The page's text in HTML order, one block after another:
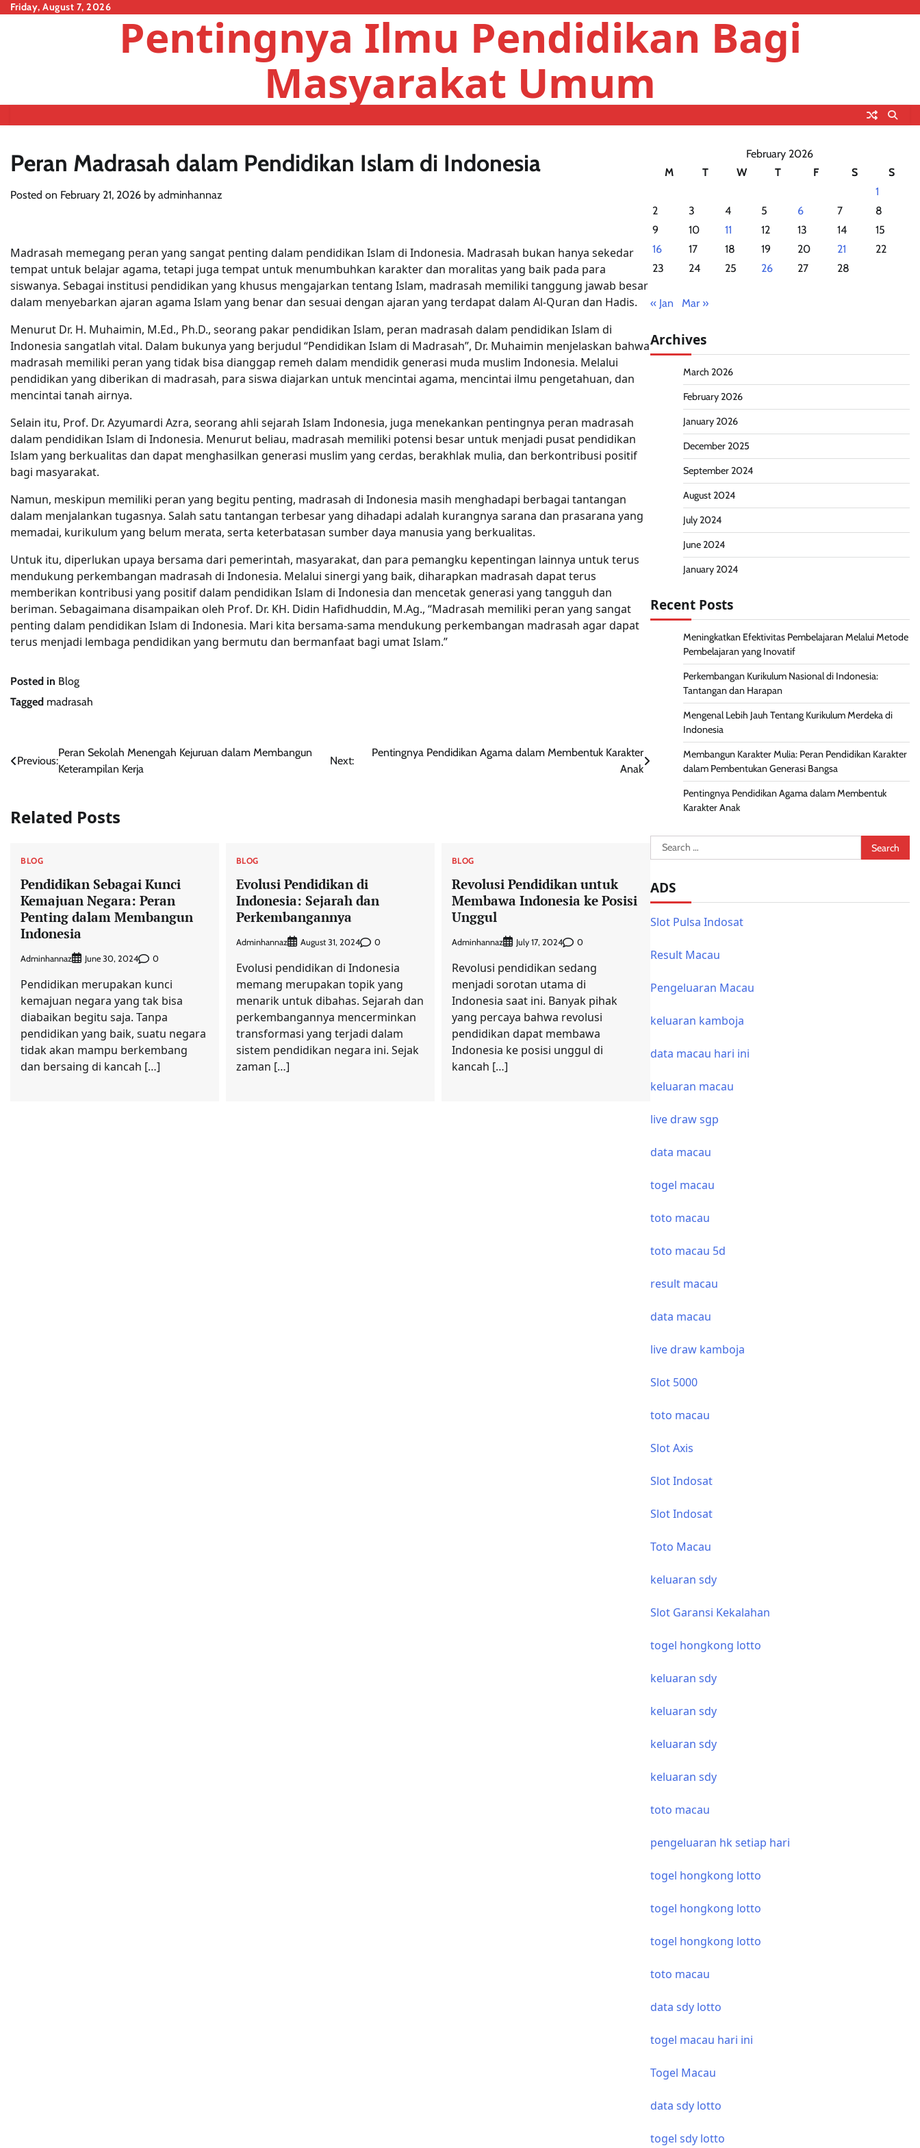
SkipFriday, August 7, 2026
Pentingnya Ilmu Pendidikan Bagi
Masyarakat Umum
Peran Madrasah dalam Pendidikan Islam di Indonesia
Posted on February 21, 2026 by adminhannaz
Madrasah memegang peran yang sangat penting dalam pendidikan Islam di Indonesia. Madrasah bukan hanya sekedar
tempat untuk belajar agama, tetapi juga tempat untuk menumbuhkan karakter dan moralitas yang baik pada para
siswanya. Sebagai institusi pendidikan yang khusus mengajarkan tentang Islam, madrasah memiliki tanggung jawab besar
dalam menyebarkan ajaran agama Islam yang benar dan sesuai dengan ajaran yang terdapat dalam Al-Quran dan Hadis.
Menurut Dr. H. Muhaimin, M.Ed., Ph.D., seorang pakar pendidikan Islam, peran madrasah dalam pendidikan Islam di
Indonesia sangatlah vital. Dalam bukunya yang berjudul “Pendidikan Islam di Madrasah”, Dr. Muhaimin menjelaskan bahwa
madrasah memiliki peran yang tidak bisa dianggap remeh dalam mendidik generasi muda muslim Indonesia. Melalui
pendidikan yang diberikan di madrasah, para siswa diajarkan untuk mencintai agama, mencintai ilmu pengetahuan, dan
mencintai tanah airnya.
Selain itu, Prof. Dr. Azyumardi Azra, seorang ahli sejarah Islam Indonesia, juga menekankan pentingnya peran madrasah
dalam pendidikan Islam di Indonesia. Menurut beliau, madrasah memiliki potensi besar untuk menjadi pusat pendidikan
Islam yang berkualitas dan dapat menghasilkan generasi muslim yang cerdas, berakhlak mulia, dan berkontribusi positif
bagi masyarakat.
Namun, meskipun memiliki peran yang begitu penting, madrasah di Indonesia masih menghadapi berbagai tantangan
dalam menjalankan tugasnya. Salah satu tantangan terbesar yang dihadapi adalah kurangnya sarana dan prasarana yang
memadai, kurikulum yang belum merata, serta keterbatasan sumber daya manusia yang berkualitas.
Untuk itu, diperlukan upaya bersama dari pemerintah, masyarakat, dan para pemangku kepentingan lainnya untuk terus
mendukung perkembangan madrasah di Indonesia. Melalui sinergi yang baik, diharapkan madrasah dapat terus
memberikan kontribusi yang positif dalam pendidikan Islam di Indonesia dan mencetak generasi yang tangguh dan
beriman. Sebagaimana disampaikan oleh Prof. Dr. KH. Didin Hafidhuddin, M.Ag., “Madrasah memiliki peran yang sangat
penting dalam pendidikan Islam di Indonesia. Mari kita bersama-sama mendukung perkembangan madrasah agar dapat
terus menjadi lembaga pendidikan yang bermutu dan bermanfaat bagi umat Islam.”
Posted in Blog
Tagged madrasah
Post
navigation
Previous:
Peran Sekolah Menengah Kejuruan dalam Membangun
Keterampilan Kerja
Next:
Pentingnya Pendidikan Agama dalam Membentuk Karakter
Anak
Related Posts
BLOG
Pendidikan Sebagai Kunci
Kemajuan Negara: Peran
Penting dalam Membangun
Indonesia
Adminhannaz June 30, 2024 0
Pendidikan merupakan kunci
kemajuan negara yang tak bisa
diabaikan begitu saja. Tanpa
pendidikan yang baik, suatu negara
tidak akan mampu berkembang
dan bersaing di kancah […]
BLOG
Evolusi Pendidikan di
Indonesia: Sejarah dan
Perkembangannya
Adminhannaz August 31, 2024 0
Evolusi pendidikan di Indonesia
memang merupakan topik yang
menarik untuk dibahas. Sejarah dan
perkembangannya mencerminkan
transformasi yang terjadi dalam
sistem pendidikan negara ini. Sejak
zaman […]
BLOG
Revolusi Pendidikan untuk
Membawa Indonesia ke Posisi
Unggul
Adminhannaz July 17, 2024 0
Revolusi pendidikan sedang
menjadi sorotan utama di
Indonesia saat ini. Banyak pihak
yang percaya bahwa revolusi
pendidikan dapat membawa
Indonesia ke posisi unggul di
kancah […]
February 2026
M
T W T F S
S
1
2
3 4 5 6 7
8
9
10 11 12 13 14
15
16
17 18 19 20 21
22
23
24 25 26 27 28
« Jan Mar »
Archives
March 2026
February 2026
January 2026
December 2025
September 2024
August 2024
July 2024
June 2024
January 2024
Recent Posts
Meningkatkan Efektivitas Pembelajaran Melalui Metode
Pembelajaran yang Inovatif
Perkembangan Kurikulum Nasional di Indonesia:
Tantangan dan Harapan
Mengenal Lebih Jauh Tentang Kurikulum Merdeka di
Indonesia
Membangun Karakter Mulia: Peran Pendidikan Karakter
dalam Pembentukan Generasi Bangsa
Pentingnya Pendidikan Agama dalam Membentuk
Karakter Anak
Search
for:
ADS
Slot Pulsa Indosat
Result Macau
Pengeluaran Macau
keluaran kamboja
data macau hari ini
keluaran macau
live draw sgp
data macau
togel macau
toto macau
toto macau 5d
result macau
data macau
live draw kamboja
Slot 5000
toto macau
Slot Axis
Slot Indosat
Slot Indosat
Toto Macau
keluaran sdy
Slot Garansi Kekalahan
togel hongkong lotto
keluaran sdy
keluaran sdy
keluaran sdy
keluaran sdy
toto macau
pengeluaran hk setiap hari
togel hongkong lotto
togel hongkong lotto
togel hongkong lotto
toto macau
data sdy lotto
togel macau hari ini
Togel Macau
data sdy lotto
togel sdy lotto